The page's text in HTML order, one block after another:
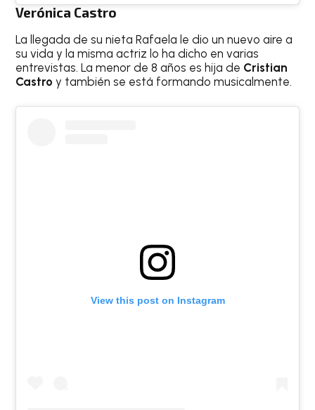
Verónica Castro
La llegada de su nieta Rafaela le dio un nuevo aire a
su vida y la misma actriz lo ha dicho en varias
entrevistas. La menor de 8 años es hija de Cristian
Castro y también se está formando musicalmente.
View this post on Instagram